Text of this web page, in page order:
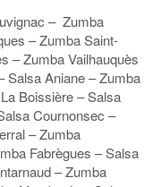
– Zumba
– Zumba Saint-
– Zumba Vailhauquès
Salsa Aniane – Zumba
Boissière – Salsa
Cournonsec –
– Zumba
Fabrègues – Salsa
– Zumba